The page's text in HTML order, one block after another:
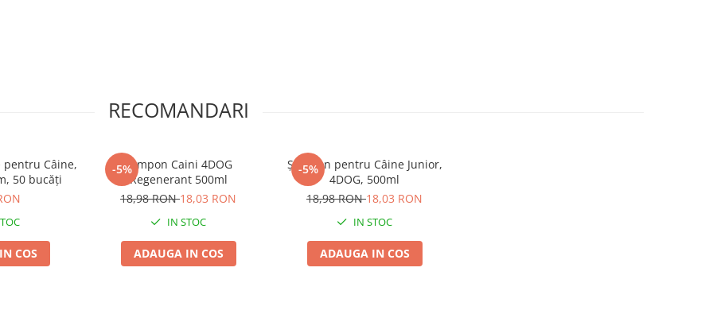
adunat și a o păstra într-o
RECOMANDARI
pentru Câine,
50 bucăți
COS
-5%Sampon Caini 4DOG
Regenerant 500ml
18,98 RON18,03 RON
IN STOC
ADAUGA IN COS
-5%
Șampon pentru Câine Junior,
4DOG, 500ml
18,98 RON18,03 RON
IN STOC
ADAUGA IN COS